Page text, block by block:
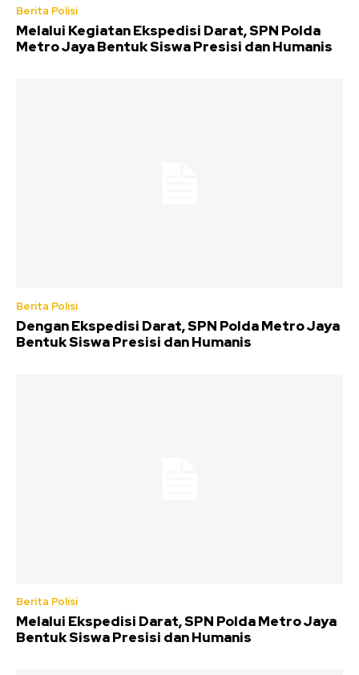
Berita Polisi
Melalui Kegiatan Ekspedisi Darat, SPN Polda
Metro Jaya Bentuk Siswa Presisi dan Humanis
Berita Polisi
Dengan Ekspedisi Darat, SPN Polda Metro Jaya
Bentuk Siswa Presisi dan Humanis
Berita Polisi
Melalui Ekspedisi Darat, SPN Polda Metro Jaya
Bentuk Siswa Presisi dan Humanis